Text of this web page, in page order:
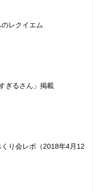
レクイエム
ぎるさん」掲載
り会レポ（2018年4月12